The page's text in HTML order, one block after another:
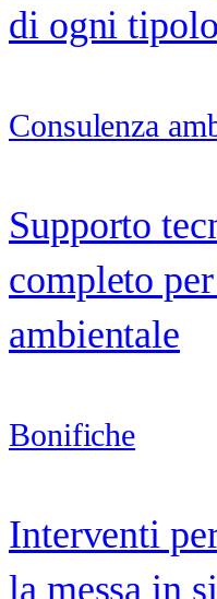
di ogni
Consulenza
Supporto
completo
ambientale
Bonifiche
Interventi
la messa in